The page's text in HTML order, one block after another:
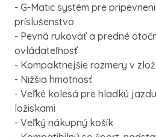
- G-Matic systém pre
príslušenstvo
- Pevná rukoväť a predné
ovládateľnosť
- Kompaktnejšie rozmery v
- Nižšia hmotnosť
- Veľké kolesá pre hladkú
ložiskami
- Veľký nákupný košík